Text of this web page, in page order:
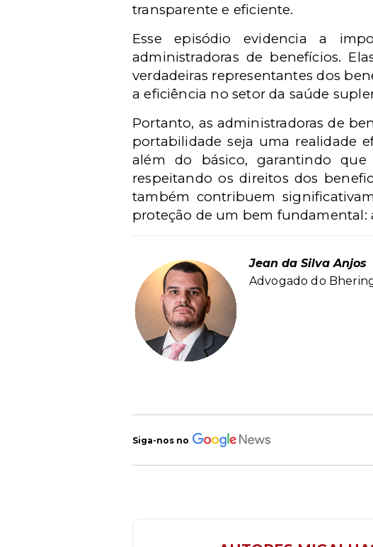
transparente e eficiente.
Esse episódio evidencia a
administradoras de benefícios.
verdadeiras representantes dos
a eficiência no setor da saúde
Portanto, as administradoras de
portabilidade seja uma realidade
além do básico, garantindo
respeitando os direitos dos
também contribuem
proteção de um bem fundamental:
Jean da Silva Anjos
Advogado do
Siga-nos no